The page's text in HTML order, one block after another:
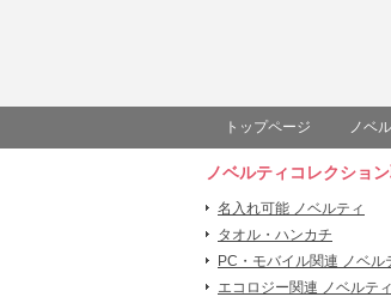
トップページ ノベ
ノベルティコレクショ
名入れ可能 ノベルティ
タオル・ハンカチ
PC・モバイル関連 ノベル
エコロジー関連 ノベルティ